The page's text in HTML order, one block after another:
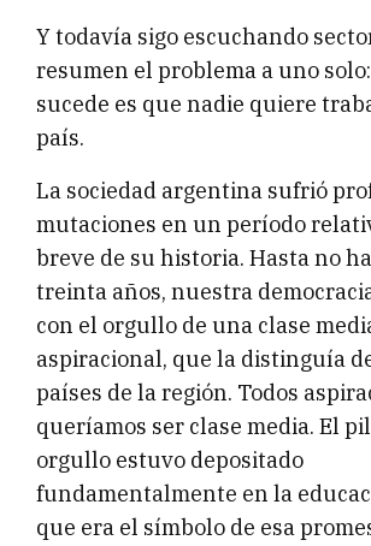
Y todavía sigo escuchando
resumen el problema a uno
sucede es que nadie quiere
país.
La sociedad argentina sufrió
mutaciones en un período
breve de su historia. Hasta no
treinta años, nuestra
con el orgullo de una clase
aspiracional, que la distinguía
países de la región. Todos
queríamos ser clase media. El
orgullo estuvo depositado
fundamentalmente en la
que era el símbolo de esa